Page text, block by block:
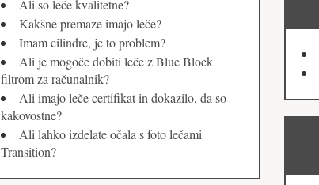
Ali so leče kvalitetne?
Kakšne premaze imajo leče?
Imam cilindre, je to problem?
Ali je mogoče dobiti leče z Blue Block
filtrom za računalnik?
Ali imajo leče certifikat in dokazilo, da so
kakovostne?
Ali lahko izdelate očala s foto lečami
Transition?